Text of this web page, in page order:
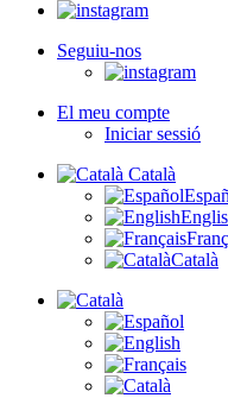
Seguiu-nos
El meu compte
Iniciar sessió
Català
Català